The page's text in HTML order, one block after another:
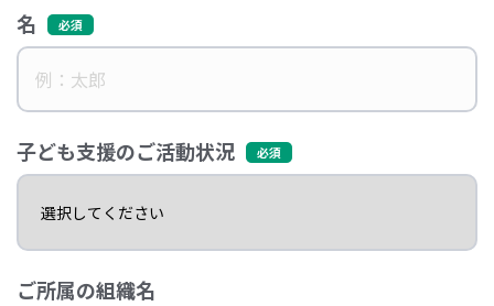
名
子ども支援のご活動状況
ご所属の組織名